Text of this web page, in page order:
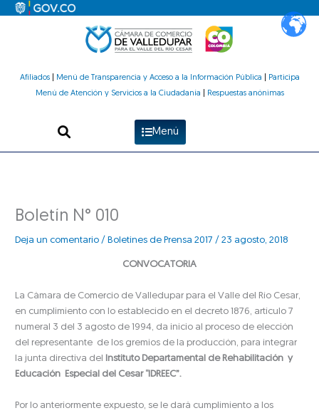
Afiliados| Menú de Transparencia y Acceso a la Información Pública
Participa
Menú de Atención y Servicios a la Ciudadanía
Respuestas anónimas
Menú
Boletín N° 010
Deja un comentario / Boletines de Prensa 2017 /23 agosto, 2018
CONVOCATORIA
La Cámara de Comercio de Valledupar para el Valle del Río Cesar,
en cumplimiento con lo establecido en el decreto 1876, artículo 7
numeral 3 del 3 agosto de 1994, da inicio al proceso de elección
del representante de los gremios de la producción, para integrar
la junta directiva del
Instituto Departamental de Rehabilitación y
Educación Especial del Cesar “IDREEC”.
Por lo anteriormente expuesto, se le dará cumplimiento a los